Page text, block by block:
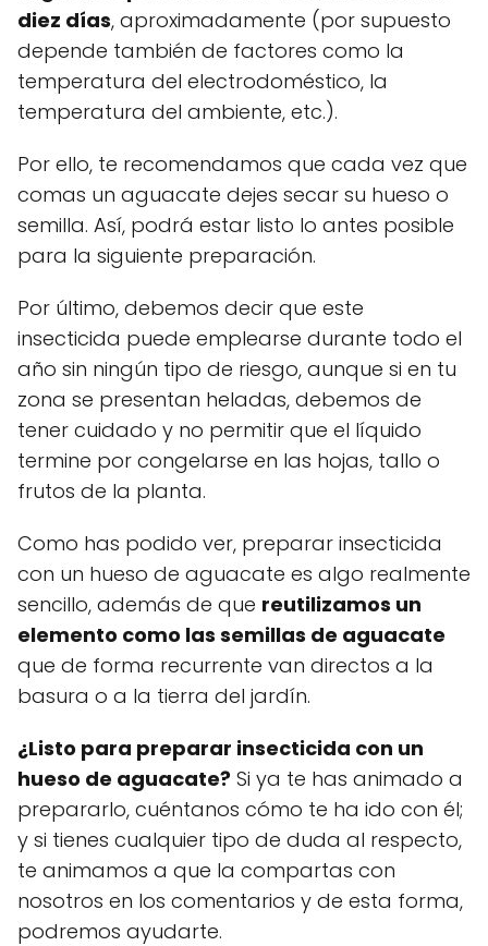
diez días, aproximadamente (por supuesto
depende también de factores como la
temperatura del electrodoméstico, la
temperatura del ambiente, etc.).
Por ello, te recomendamos que cada vez que
comas un aguacate dejes secar su hueso o
semilla. Así, podrá estar listo lo antes posible
para la siguiente preparación.
Por último, debemos decir que este
insecticida puede emplearse durante todo el
año sin ningún tipo de riesgo, aunque si en tu
zona se presentan heladas, debemos de
tener cuidado y no permitir que el líquido
termine por congelarse en las hojas, tallo o
frutos de la planta.
Como has podido ver, preparar insecticida
con un hueso de aguacate es algo realmente
sencillo, además de que reutilizamos un
elemento como las semillas de aguacate
que de forma recurrente van directos a la
basura o a la tierra del jardín.
¿Listo para preparar insecticida con un
hueso de aguacate? Si ya te has animado a
prepararlo, cuéntanos cómo te ha ido con él;
y si tienes cualquier tipo de duda al respecto,
te animamos a que la compartas con
nosotros en los comentarios y de esta forma,
podremos ayudarte.